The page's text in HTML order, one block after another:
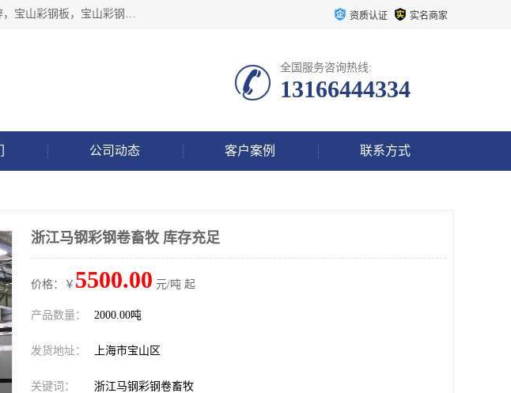
上海轩本实业有限公司于2017年注册地位于上海市宝山区，主要经营产品有：宝山彩钢卷，宝山镀铝锌，宝山彩钢板，宝山彩钢瓦等产品的生产和销售。 资质认证 实名商家
全国服务咨询热线:
13166444334
公司动态 客户案例 联系方式
浙江马钢彩钢卷畜牧 库存充足
价格：￥ 5500.00 元/吨 起
产品数量： 2000.00吨
发货地址： 上海市宝山区
关键词： 浙江马钢彩钢卷畜牧